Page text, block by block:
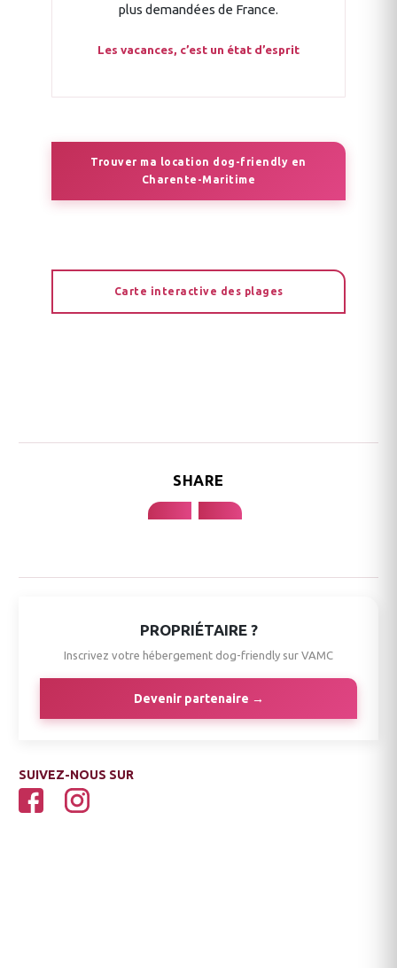
plus demandées de France.
Les vacances, c’est un état d’esprit
Trouver ma location dog-friendly en
Charente-Maritime
Carte interactive des plages
SHARE
PROPRIÉTAIRE ?
Inscrivez votre hébergement dog-friendly sur VAMC
Devenir partenaire →
SUIVEZ-NOUS SUR